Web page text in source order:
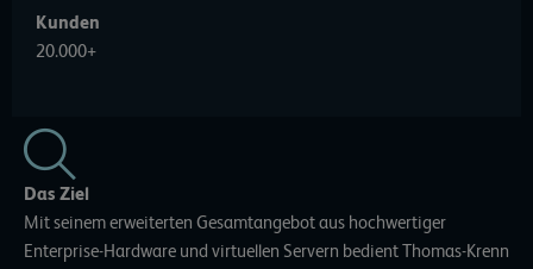
Kunden
20.000+
Das Ziel
Mit seinem erweiterten Gesamtangebot aus hochwertiger
Enterprise-Hardware und virtuellen Servern bedient Thomas-Krenn